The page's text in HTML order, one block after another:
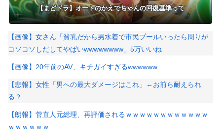
【まどドラ】オートのかえでちゃんの回復基準って
【画像】女さん「貧乳だから男水着で市民プールいったら周りが
コソコソしだしてやばいwwwwwwww」5万いいね
【画像】20年前のAV、キチガイすぎるwwwwww
【悲報】女性「男への最大ダメージはこれ」←お前ら耐えられ
る？
【朗報】菅直人元総理、再評価されるｗｗｗｗｗｗｗｗｗｗｗｗ
ｗｗｗｗｗｗ